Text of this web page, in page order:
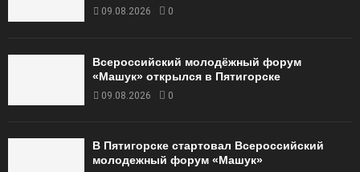
09.08.2026 0
Всероссийский молодёжный форум
«Машук» открылся в Пятигорске
09.08.2026 0
В Пятигорске стартовал Всероссийский
молодежный форум «Машук»